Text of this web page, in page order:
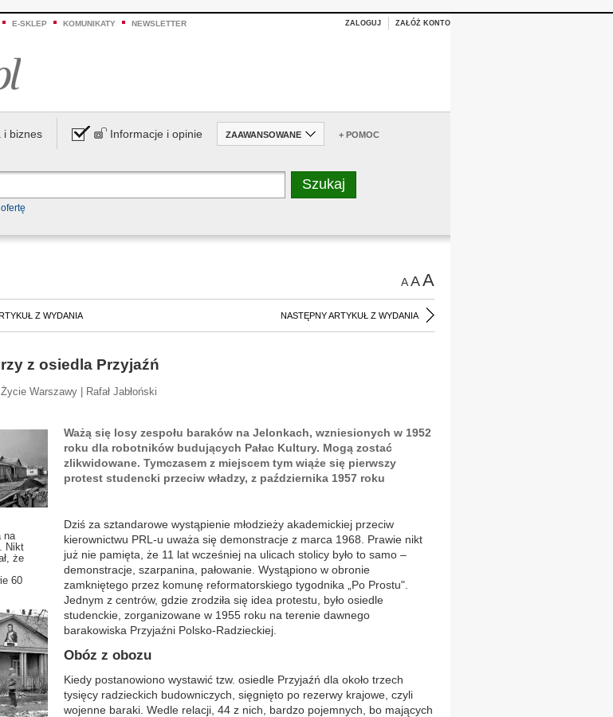
E-SKLEP KOMUNIKATY NEWSLETTER ZALOGUJ ZAŁÓŻ KONTO
i biznes Informacje i opinie ZAAWANSOWANE + POMOC
AAA
Z WYDANIA NASTĘPNY ARTYKUŁ Z WYDANIA
z osiedla Przyjaźń
Warszawy | Rafał Jabłoński
na
Nikt
że
60
Ważą się losy zespołu baraków na Jelonkach, wzniesionych w 1952
roku dla robotników budujących Pałac Kultury. Mogą zostać
zlikwidowane. Tymczasem z miejscem tym wiąże się pierwszy
protest studencki przeciw władzy, z października 1957 roku
Dziś za sztandarowe wystąpienie młodzieży akademickiej przeciw
kierownictwu PRL-u uważa się demonstracje z marca 1968. Prawie nikt
już nie pamięta, że 11 lat wcześniej na ulicach stolicy było to samo –
demonstracje, szarpanina, pałowanie. Wystąpiono w obronie
zamkniętego przez komunę reformatorskiego tygodnika „Po Prostu".
Jednym z centrów, gdzie zrodziła się idea protestu, było osiedle
studenckie, zorganizowane w 1955 roku na terenie dawnego
barakowiska Przyjaźni Polsko-Radzieckiej.
Obóz z obozu
Kiedy postanowiono wystawić tzw. osiedle Przyjaźń dla około trzech
tysięcy radzieckich budowniczych, sięgnięto po rezerwy krajowe, czyli
wojenne baraki. Wedle relacji, 44 z nich, bardzo pojemnych, bo mających